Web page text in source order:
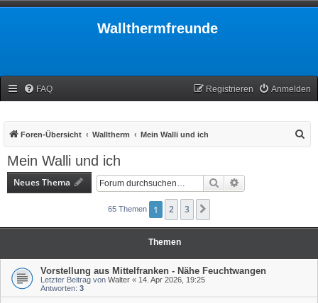
Wallthermfreunde
FAQ Anmelden
Registrieren
Foren-Übersicht Walltherm Mein Walli und ich
Mein Walli und ich
Neues Thema Suche
65 Themen 1 2 3
Themen
Vorstellung aus Mittelfranken - Nähe Feuchtwangen
Letzter Beitrag von Walter « 14. Apr 2026, 19:25
Antworten: 3